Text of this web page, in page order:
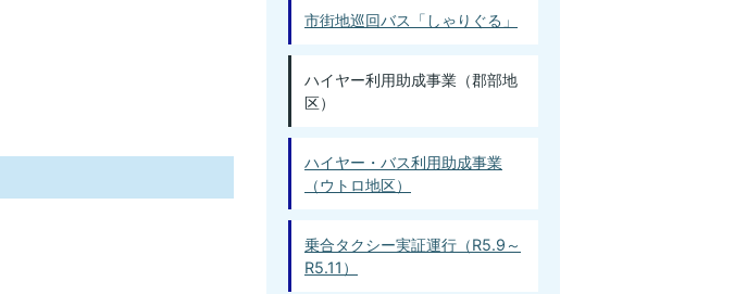
市街地巡回バス「しゃりぐる」
ハイヤー利用助成事業（郡部地
区）
ハイヤー・バス利用助成事業
（ウトロ地区）
乗合タクシー実証運行（R5.9～
R5.11）